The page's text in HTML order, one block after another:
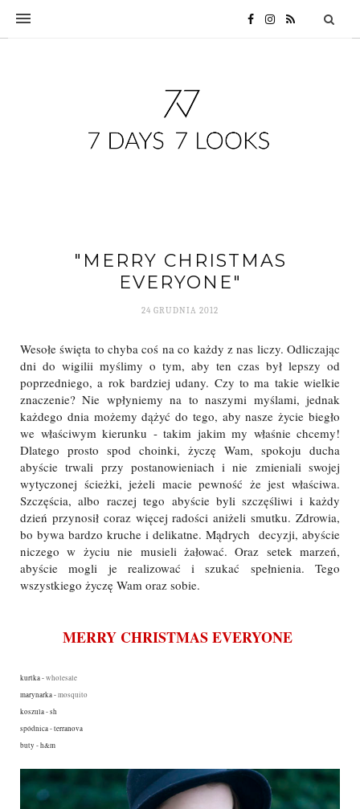
"MERRY CHRISTMAS
EVERYONE"
24 GRUDNIA 2012
Wesołe święta to chyba coś na co każdy z nas liczy. Odliczając
dni do wigilii myślimy o tym, aby ten czas był lepszy od
poprzedniego, a rok bardziej udany. Czy to ma takie wielkie
znaczenie? Nie wpłyniemy na to naszymi myślami, jednak
każdego dnia możemy dążyć do tego, aby nasze życie biegło
we właściwym kierunku - takim jakim my właśnie chcemy!
Dlatego prosto spod choinki, życzę Wam, spokoju ducha
abyście trwali przy postanowieniach i nie zmieniali swojej
wytyczonej ścieżki, jeżeli macie pewność że jest właściwa.
Szczęścia, albo raczej tego abyście byli szczęśliwi i każdy
dzień przynosił coraz więcej radości aniżeli smutku. Zdrowia,
bo bywa bardzo kruche i delikatne. Mądrych decyzji, abyście
niczego w życiu nie musieli żałować. Oraz setek marzeń,
abyście mogli je realizować i szukać spełnienia. Tego
wszystkiego życzę Wam oraz sobie.
MERRY CHRISTMAS EVERYONE
kurtka -wholesale
marynarka -mosquito
koszula - sh
spódnica - terranova
buty - h&m